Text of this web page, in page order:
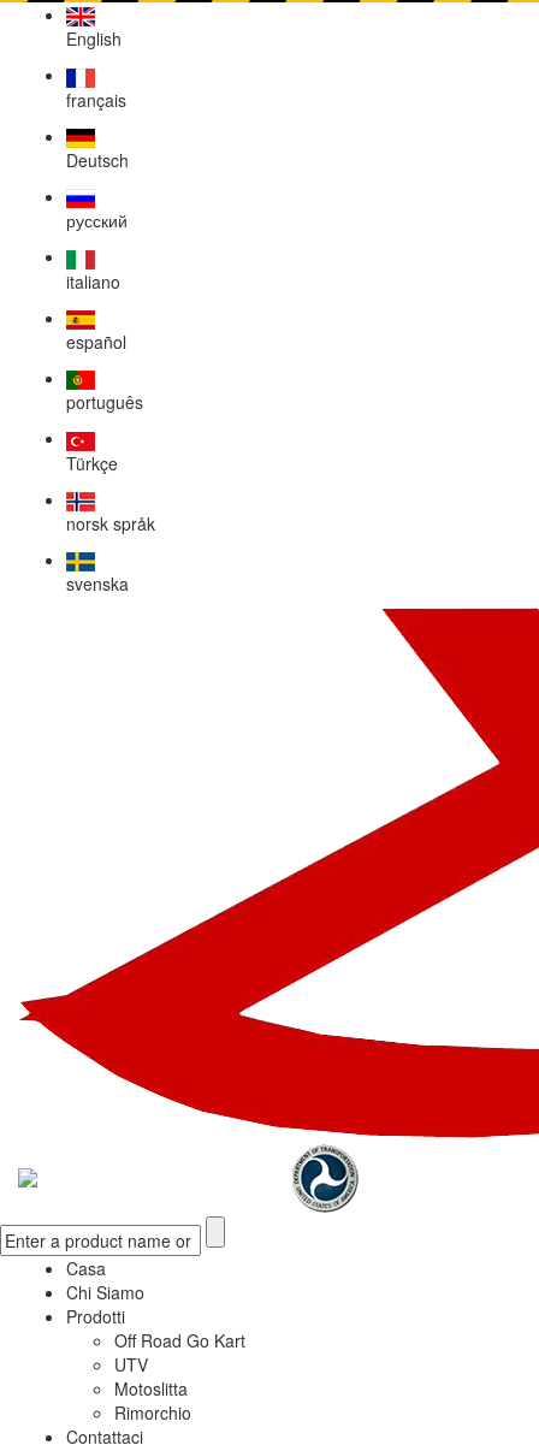
English
français
Deutsch
русский
italiano
español
português
Türkçe
norsk språk
svenska
Casa
Chi Siamo
Prodotti
Off Road Go Kart
UTV
Motoslitta
Rimorchio
Contattaci